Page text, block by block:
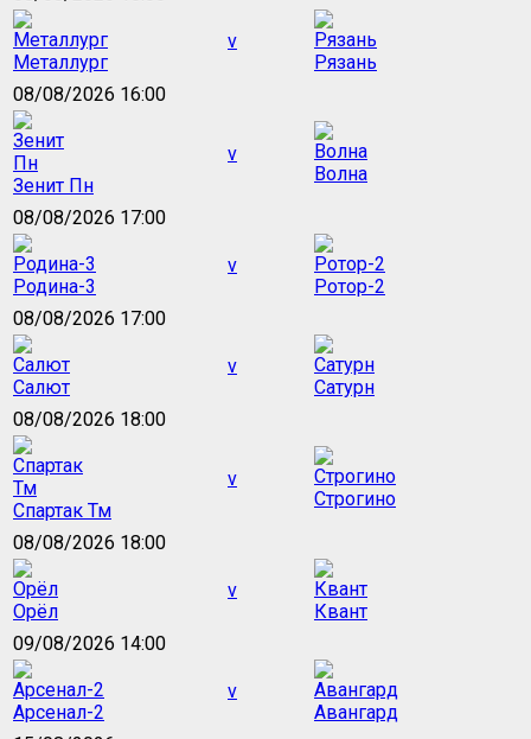
Металлург
v
Рязань
08/08/2026 16:00
Зенит Пн
v
Волна
08/08/2026 17:00
Родина-3
v
Ротор-2
08/08/2026 17:00
Салют
v
Сатурн
08/08/2026 18:00
Спартак Тм
v
Строгино
08/08/2026 18:00
Орёл
v
Квант
09/08/2026 14:00
Арсенал-2
v
Авангард